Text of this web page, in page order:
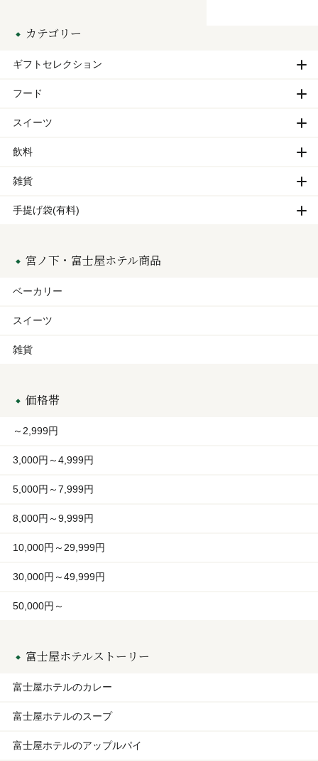
カテゴリー
ギフトセレクション
フード
スイーツ
飲料
雑貨
手提げ袋(有料)
宮ノ下・富士屋ホテル商品
ベーカリー
スイーツ
雑貨
価格帯
～2,999円
3,000円～4,999円
5,000円～7,999円
8,000円～9,999円
10,000円～29,999円
30,000円～49,999円
50,000円～
富士屋ホテルストーリー
富士屋ホテルのカレー
富士屋ホテルのスープ
富士屋ホテルのアップルパイ